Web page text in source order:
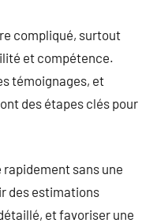
compliqué, surtout
et compétence.
témoignages, et
des étapes clés pour
sans une
des estimations
et favoriser une